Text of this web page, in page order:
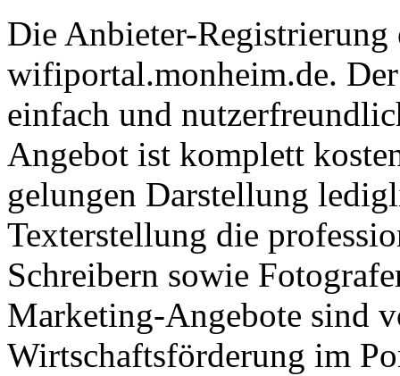
Die Anbieter-
wifiportal.monheim.de.
einfach und
Angebot ist komplett
gelungen Darstellung
Texterstellung die
Schreibern sowie
Marketing-Angebote sind
Wirtschaftsförderung im